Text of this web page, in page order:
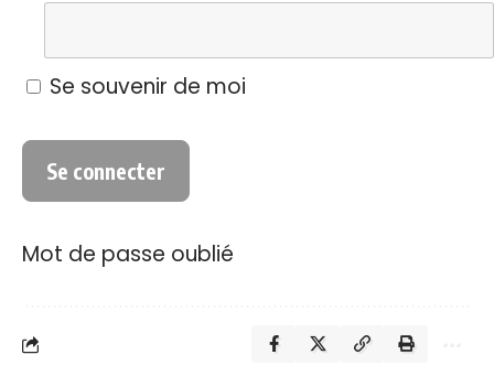
Se souvenir de moi
Mot de passe oublié